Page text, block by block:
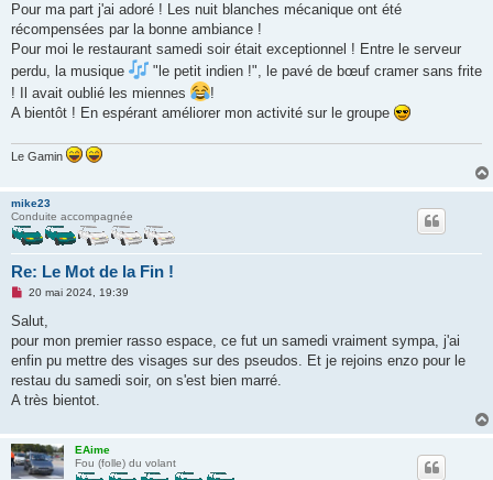
a
g
n
n
u
Pour ma part j'ai adoré ! Les nuit blanches mécanique ont été
récompensées par la bonne ambiance !
Pour moi le restaurant samedi soir était exceptionnel ! Entre le serveur
perdu, la musique
"le petit indien !", le pavé de bœuf cramer sans frite
! Il avait oublié les miennes
!
A bientôt ! En espérant améliorer mon activité sur le groupe
Le Gamin
mike23
Conduite accompagnée
Re: Le Mot de la Fin !
M
s
a
g
n
o
u
20 mai 2024, 19:39
Salut,
pour mon premier rasso espace, ce fut un samedi vraiment sympa, j'ai
enfin pu mettre des visages sur des pseudos. Et je rejoins enzo pour le
restau du samedi soir, on s'est bien marré.
A très bientot.
EAime
Fou (folle) du volant